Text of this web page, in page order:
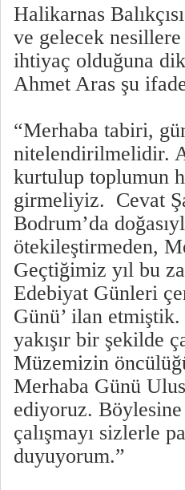
Halikarnas
ve gelecek nesillere
ihtiyaç olduğuna
Ahmet Aras şu
“Merhaba tabiri,
nitelendirilmelidir.
kurtulup toplumun
girmeliyiz. Cevat
Bodrum’da
ötekileştirmeden,
Geçtiğimiz yıl bu
Edebiyat Günleri
Günü’ ilan etmiştik.
yakışır bir şekilde
Müzemizin
Merhaba Günü
ediyoruz.
çalışmayı sizlerle
duyuyorum.”